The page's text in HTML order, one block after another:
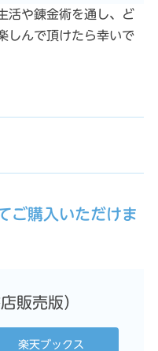
活や錬金術を通し、ど
しんで頂けたら幸いで
ご購入いただけま
販売版）
楽天ブックス